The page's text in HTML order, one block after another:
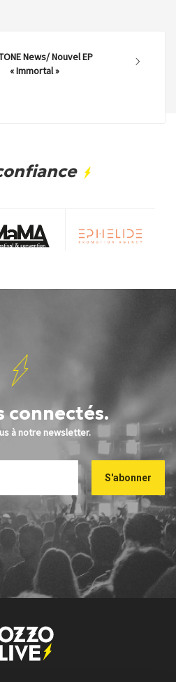
News/ Nouvel EP
« Immortal »
connectés.
à notre newsletter.